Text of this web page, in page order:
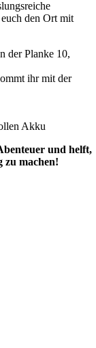
den Ort mit
der Planke 10,
ihr mit der
Akku
und helft,
zu machen!